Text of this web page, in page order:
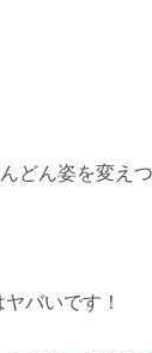
どん姿を変え
バいです！